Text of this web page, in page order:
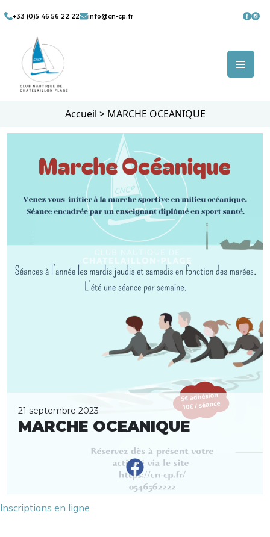
+33 (0)5 46 56 22 22 info@cn-cp.fr
Accueil > MARCHE OCEANIQUE
21 septembre 2023
MARCHE OCEANIQUE
Inscriptions en ligne